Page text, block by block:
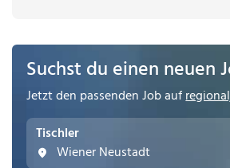
Suchst du einen neuen
Jetzt den passenden Job auf
Tischler
Wiener Neustadt